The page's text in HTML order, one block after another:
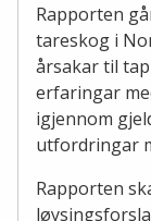
Rapporten
tareskog i
årsakar til
erfaringar
igjennom
utfordringar
Rapporten